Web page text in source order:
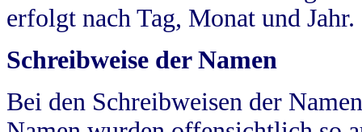
erfolgt nach Tag, Monat und Jahr.
Schreibweise der Namen
Bei den Schreibweisen der